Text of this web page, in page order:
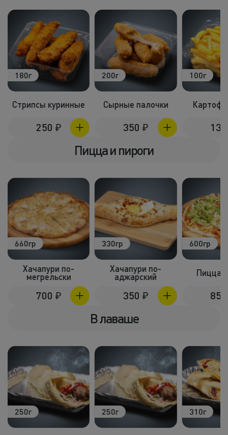
180г
Стрипсы куринные
250 ₽
200г
Сырные палочки
350 ₽
100г
Пицца и пироги
660гр
Хачапури по-
мегрельски
700 ₽
330гр
Хачапури по-
аджарский
350 ₽
600гр
Пицца
В лаваше
250г 250г 310г